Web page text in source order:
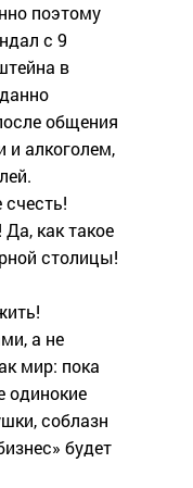
поэтому
с 9
в
общения
алкоголем,
как такое
столицы!
а не
мир: пока
одинокие
соблазн
будет